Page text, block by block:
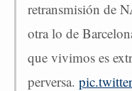
retransmisión de
otra lo de
que vivimos es
perversa.